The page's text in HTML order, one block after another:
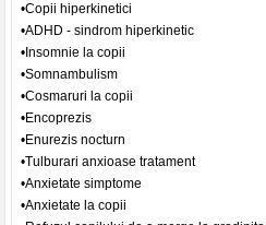
•Copii hiperkinetici
•ADHD - sindrom hiperkinetic
•Insomnie la copii
•Somnambulism
•Cosmaruri la copii
•Encoprezis
•Enurezis nocturn
•Tulburari anxioase tratament
•Anxietate simptome
•Anxietate la copii